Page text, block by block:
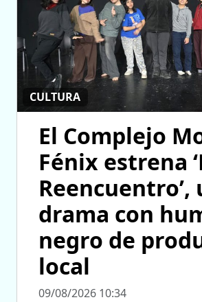
CULTURA
El Complejo
Fénix estrena
Reencuentro’,
drama con
negro de
local
09/08/2026 10:34